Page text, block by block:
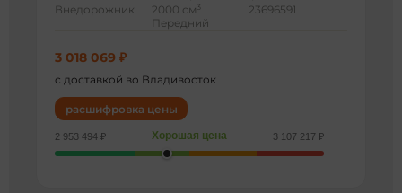
Внедорожник
2000 см 3
Передний
23696591
3 018 069 ₽
с доставкой во Владивосток
расшифровка цены
2 953 494 ₽ Хорошая цена 3 107 217 ₽